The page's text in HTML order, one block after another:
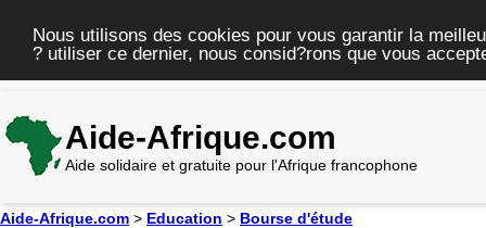
Nous utilisons des cookies pour vous garantir la
? utiliser ce dernier, nous consid?rons que vous
Aide-Afrique.com
Aide solidaire et gratuite pour l'Afrique francophone
Aide-Afrique.com > Education > Bourse d'étude